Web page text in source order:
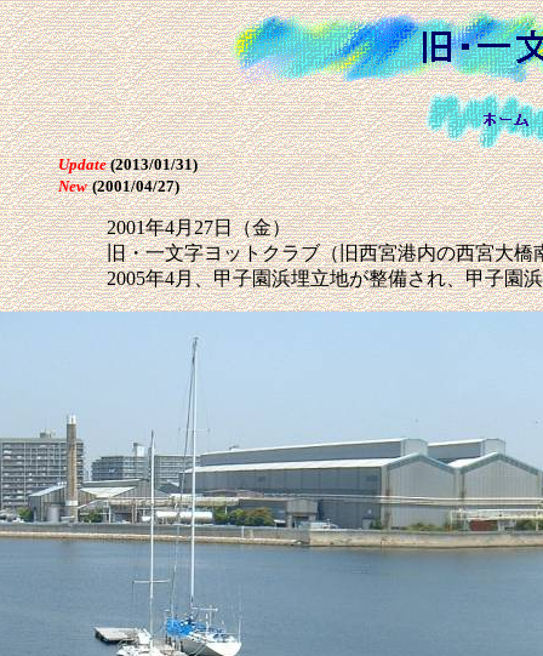
Update(2013/01/31)
New (2001/04/27)
2001年4月27日（金）
旧・一文字ヨットクラブ（旧西宮港内の西宮大橋
2005年4月、甲子園浜埋立地が整備され、甲子園